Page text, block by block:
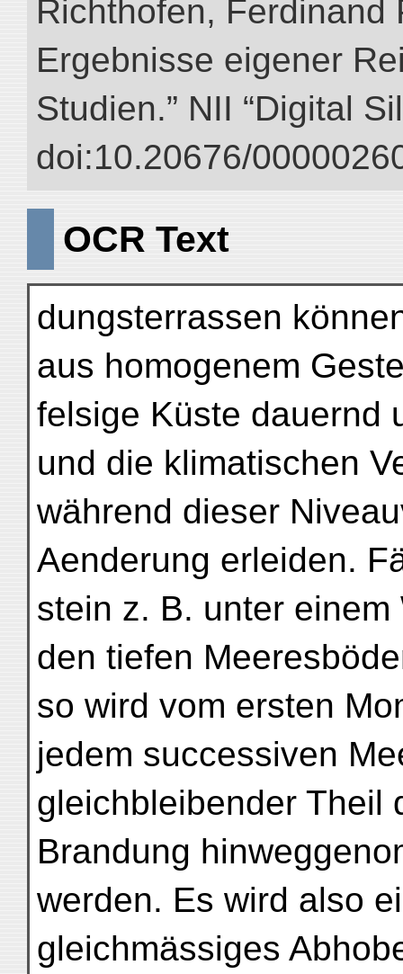
Richthofen, Ferdinand
Ergebnisse eigener
Studien.” NII “Digital
doi:10.20676/
OCR Text
dungsterrassen
aus homogenem
felsige Küste dauernd
und die klimatischen
während dieser
Aenderung erleiden.
stein z. B. unter
den tiefen
so wird vom ersten
jedem successiven
gleichbleibender Theil
Brandung
werden. Es wird also
gleichmässiges